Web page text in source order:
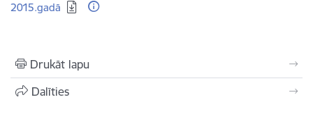
2015.gadā
Drukāt lapu
Dalīties